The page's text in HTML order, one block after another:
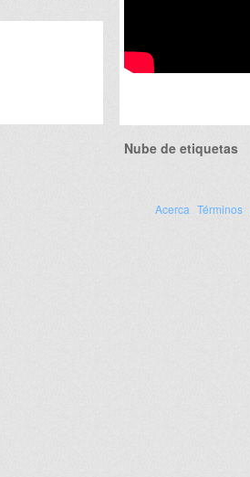
Nube de etiquetas
Acerca Términos